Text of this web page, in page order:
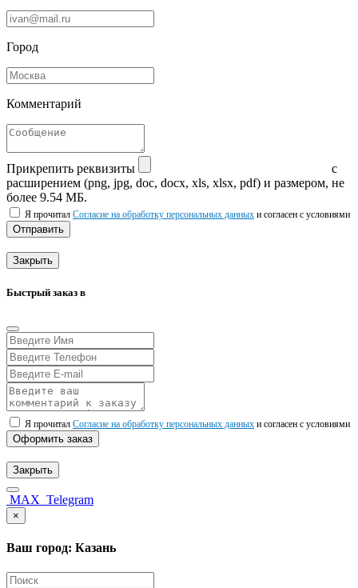
Город
Комментарий
Прикрепить реквизиты
с
расширением (png, jpg, doc, docx, xls, xlsx, pdf) и размером, не
более 9.54 МБ.
Я прочитал Согласие на обработку персональных данных и согласен с условиями
Отправить
Закрыть
Быстрый заказ в
Я прочитал Согласие на обработку персональных данных и согласен с условиями
Оформить заказ
Закрыть
MAX Telegram
×
Ваш город: Казань